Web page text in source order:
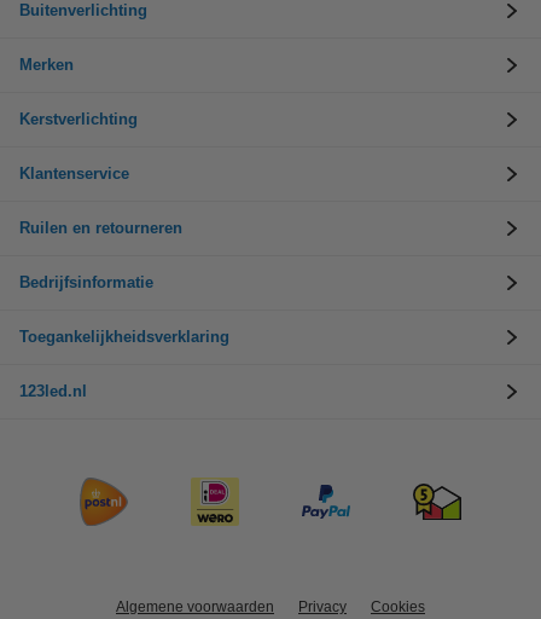
Buitenverlichting
Merken
Kerstverlichting
Klantenservice
Ruilen en retourneren
Bedrijfsinformatie
Toegankelijkheidsverklaring
123led.nl
Algemene voorwaarden Privacy Cookies